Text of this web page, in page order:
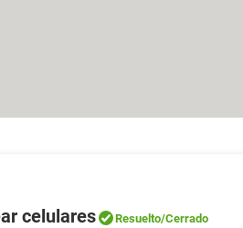
celulares Resuelto/Cerrado